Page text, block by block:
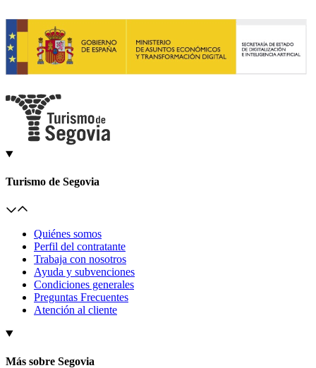
Turismo de Segovia
Quiénes somos
Perfil del contratante
Trabaja con nosotros
Ayuda y subvenciones
Condiciones generales
Preguntas Frecuentes
Atención al cliente
Más sobre Segovia